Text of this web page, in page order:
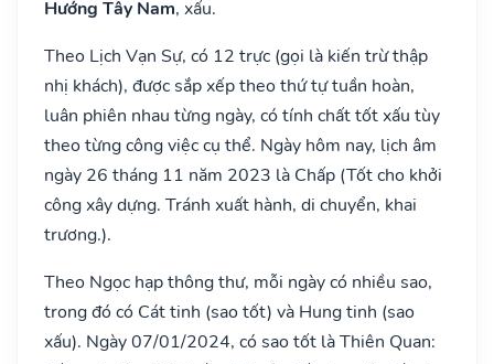
Hướng Tây Nam, xấu.
Theo Lịch Vạn Sự, có 12 trực (gọi là kiến trừ thập
nhị khách), được sắp xếp theo thứ tự tuần hoàn,
luân phiên nhau từng ngày, có tính chất tốt xấu tùy
theo từng công việc cụ thể. Ngày hôm nay, lịch âm
ngày 26 tháng 11 năm 2023 là Chấp (Tốt cho khởi
công xây dựng. Tránh xuất hành, di chuyển, khai
trương.).
Theo Ngọc hạp thông thư, mỗi ngày có nhiều sao,
trong đó có Cát tinh (sao tốt) và Hung tinh (sao
xấu). Ngày 07/01/2024, có sao tốt là Thiên Quan: